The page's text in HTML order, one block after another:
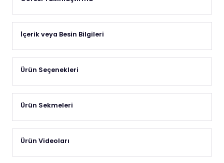
İçerik veya Besin Bilgileri
Ürün Seçenekleri
Ürün Sekmeleri
Ürün Videoları